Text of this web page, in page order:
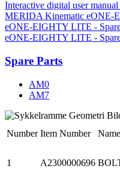
Interactive digital user
MERIDA Kinematic eONE-
eONE-EIGHTY LITE -
eONE-EIGHTY LITE -
Spare Parts
AM0
AM7
Number Item Number Name
1 A2300000696